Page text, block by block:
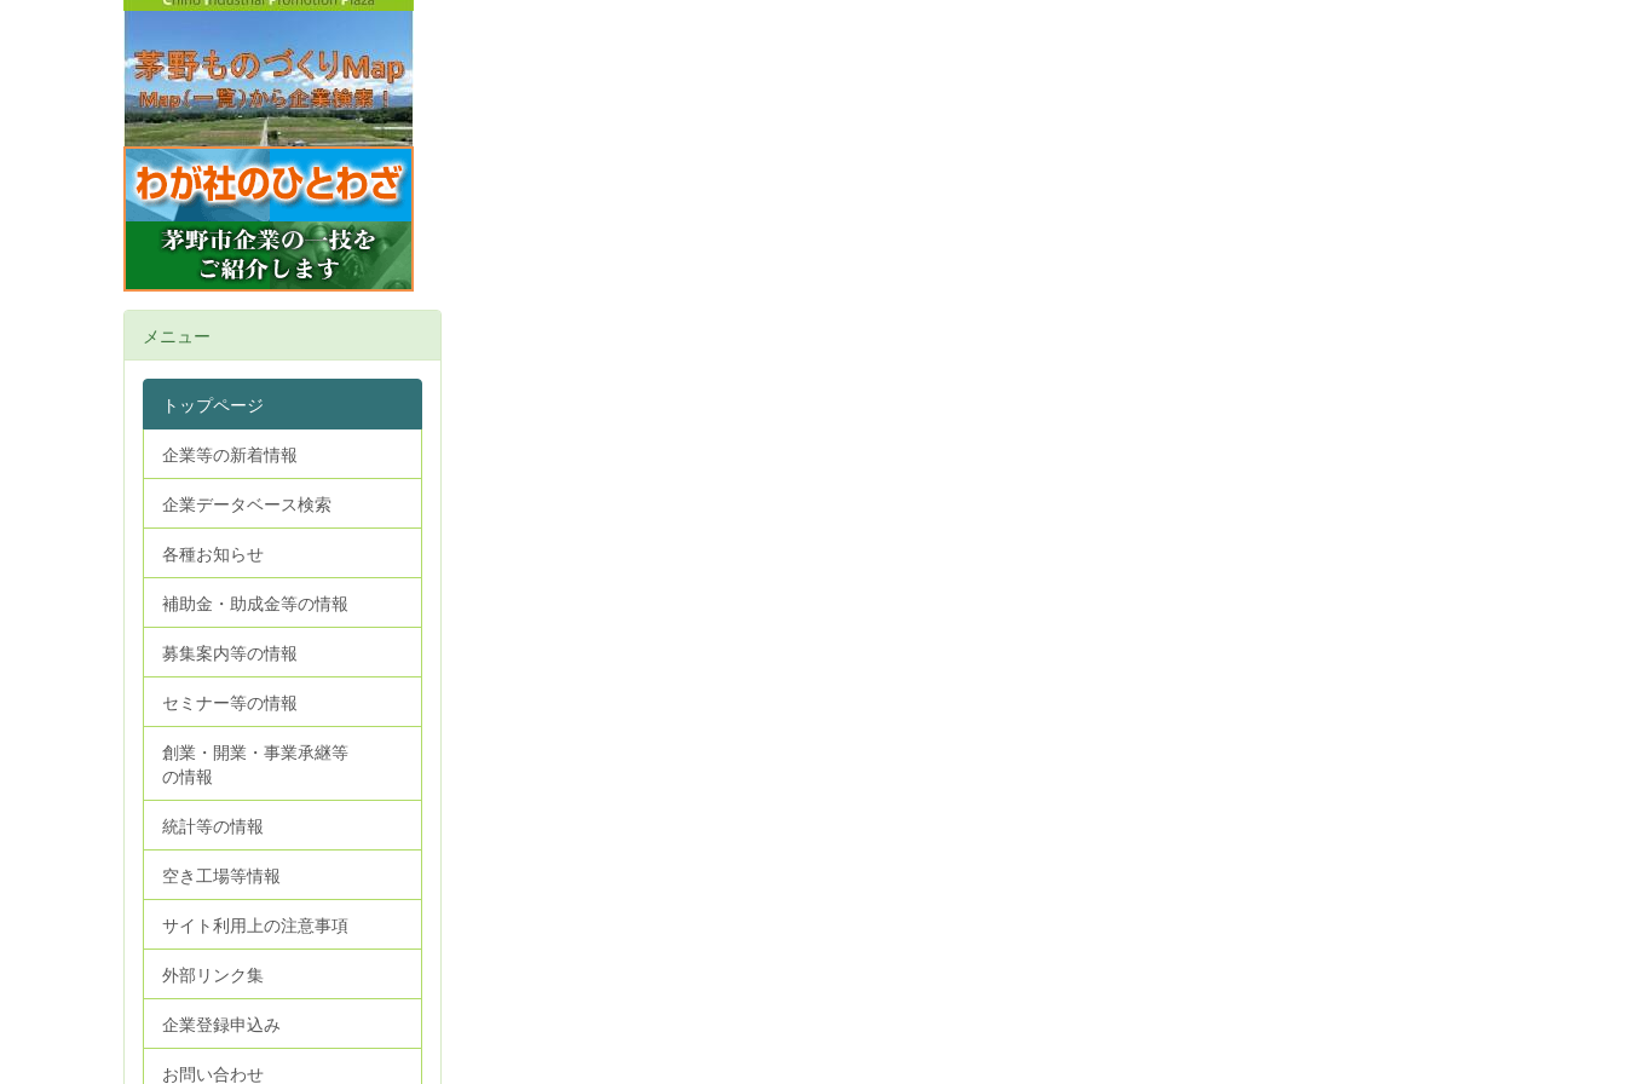
メニュー
トップページ
企業等の新着情報
企業データベース検索
各種お知らせ
補助金・助成金等の情報
募集案内等の情報
セミナー等の情報
創業・開業・事業承継等
の情報
統計等の情報
空き工場等情報
サイト利用上の注意事項
外部リンク集
企業登録申込み
お問い合わせ